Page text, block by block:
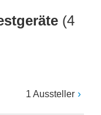
(4
1 Aussteller